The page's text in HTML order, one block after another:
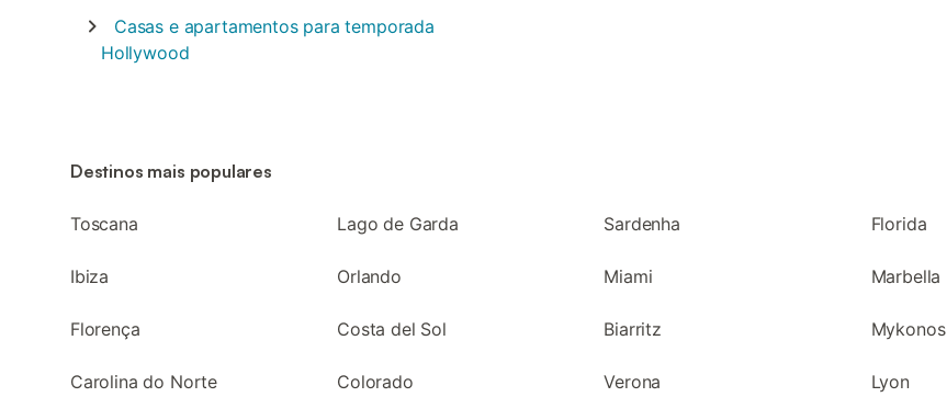
Casas e apartamentos para temporada
Hollywood
Destinos mais populares
Toscana Lago de Garda Sardenha Florida
Ibiza Orlando Miami Marbella
Florença Costa del Sol Biarritz Mykonos
Carolina do Norte Colorado Verona Lyon